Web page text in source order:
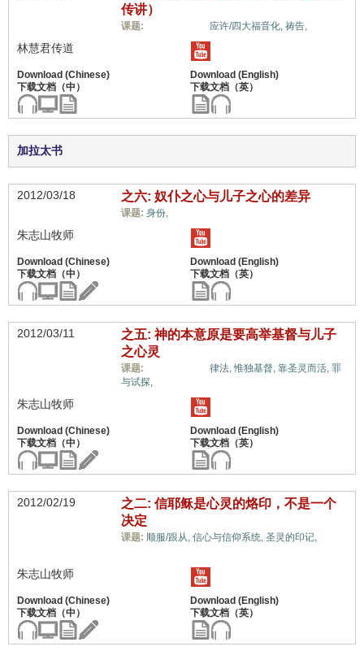
传讲）
课题: 应许/四大福音化, 祷告,
林慧君传道
加拉太书
2012/03/18 之六: 奴仆之心与儿子之心的差异
课题: 身份,
朱志山牧师
2012/03/11
之五: 神的本意原是要高举基督与儿子
之心灵
课题: 律法,惟独基督, 靠圣灵而活, 罪
与试探,
朱志山牧师
2012/02/19
之二: 信耶稣是心灵的烙印，不是一个
决定
课题: 顺服/跟从, 信心与信仰系统, 圣灵的印记,
朱志山牧师